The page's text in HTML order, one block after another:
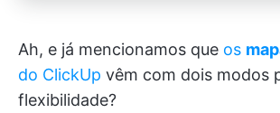
Ah, e já mencionamos que os
do ClickUp vêm com dois modos
flexibilidade?